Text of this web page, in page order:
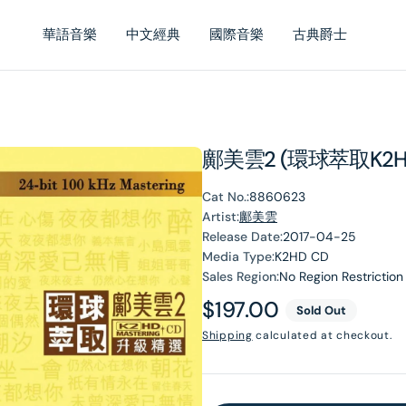
華語音樂 中文經典 國際音樂 古典爵士
鄺美雲2 (環球萃取
Cat No.:8860623
Artist:鄺美雲
Release Date:2017-04-25
Media Type:K2HD CD
Sales Region:No Region Restriction
Regular
price
$197.00 Sold Out
Shipping calculated at checkout.